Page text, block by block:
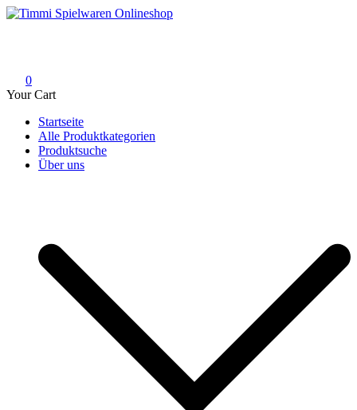
Skip
0
Your Cart
Startseite
Alle Produktkategorien
Produktsuche
Über uns